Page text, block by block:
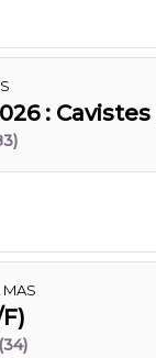
: Cavistes
MAS
(34)